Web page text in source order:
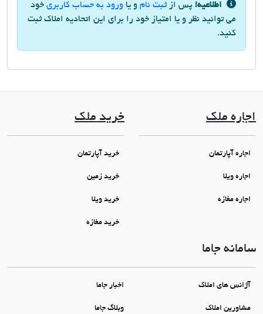
اطلاعیه! پس ازثبت نام و یا ورود به حساب کاربری خود
می توانید نظر و یا امتیاز خود را برای این اتحادیه املاک ثبت
کنید.
اجاره ملک
اجاره آپارتمان
اجاره ویلا
اجاره مغازه
خرید ملک
خرید آپارتمان
خرید زمین
خرید ویلا
خرید مغازه
سامانه جاما
آژانس های املاک اخبار جاما
مشاورین املاک وبلاگ جاما